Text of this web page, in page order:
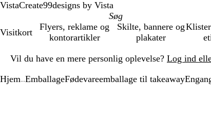
VistaCreate99designs by Vista
Visitkort
Flyers, reklame og
kontorartikler
Skilte, bannere og
plakater
Vil du have en mere personlig oplevelse? Log ind
1
Hjem EmballageFødevareemballage til takeaway